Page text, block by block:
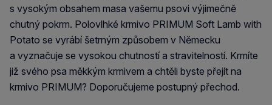
s vysokým obsahem masa vašemu psovi výjimečně
chutný pokrm. Polovlhké krmivo PRIMUM Soft Lamb with
Potato se vyrábí šetrným způsobem v Německu
a vyznačuje se vysokou chutností a stravitelností. Krmíte
již svého psa měkkým krmivem a chtěli byste přejít na
krmivo PRIMUM? Doporučujeme postupný přechod.